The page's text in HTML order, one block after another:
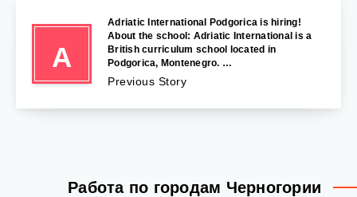
A
Adriatic International Podgorica is hiring!
About the school: Adriatic International is a
British curriculum school located in
Podgorica, Montenegro. …
Previous Story
Работа по городам Черногории